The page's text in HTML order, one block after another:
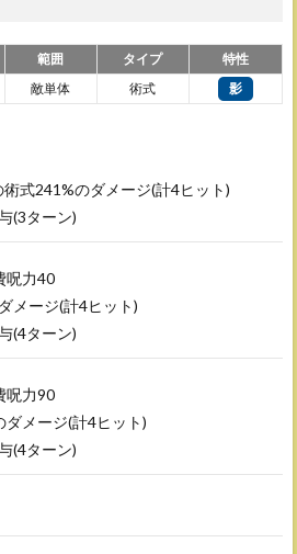
範囲 タイプ
特性
敵単体 術式 影
式241%のダメージ(計4ヒット)
(3ターン)
呪力40
メージ(計4ヒット)
(4ターン)
呪力90
ダメージ(計4ヒット)
(4ターン)